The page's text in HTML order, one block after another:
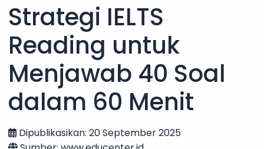
Strategi IELTS
Reading untuk
Menjawab 40 Soal
dalam 60 Menit
Dipublikasikan: 20 September 2025